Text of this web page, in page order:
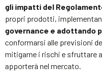
gli impatti del
propri prodotti,
governance e adottando
conformarsi alle previsioni
mitigarne i rischi e sfruttare
apporterà nel mercato.